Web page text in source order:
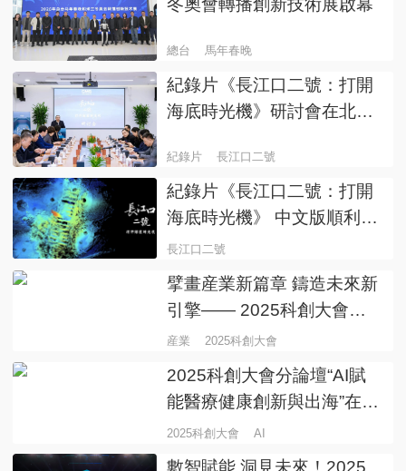
冬奧會轉播創新技術展啟幕
總台 馬年春晚
紀錄片《長江口二號：打開
海底時光機》研討會在北京
紀錄片 長江口二號
紀錄片《長江口二號：打開
海底時光機》 中文版順利播
出 大小屏反響熱烈
長江口二號
擘畫産業新篇章 鑄造未來新
引擎—— 2025科創大會主
題分論壇在滬舉行
産業 2025科創大會
2025科創大會分論壇“AI賦
能醫療健康創新與出海”在滬
舉行
2025科創大會 AI